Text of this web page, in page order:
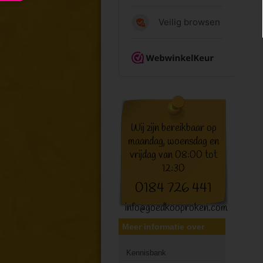
Wij zijn bereikbaar op
maandag, woensdag en
vrijdag van 08:00 tot
12:30
0184 726 441
info@goedkooproken.com
Meer informatie over
Kennisbank